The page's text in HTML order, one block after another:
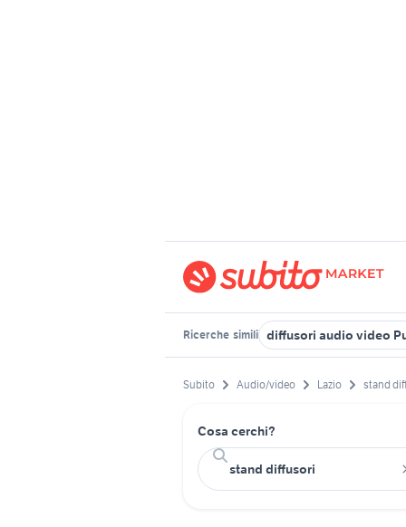
Ricerche simili diffusori audio video
Subito Audio/video Lazio stand
Cosa cerchi?